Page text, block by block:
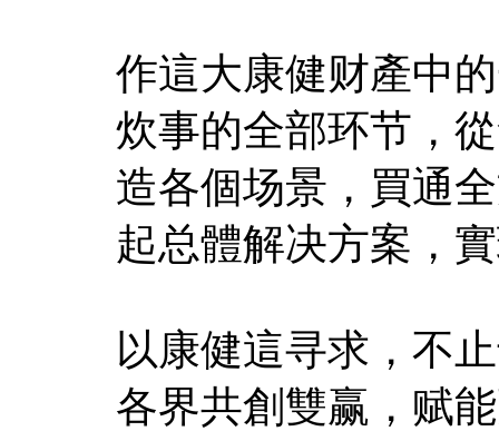
作這大康健财產中
炊事的全部环节，
造各個场景，買通
起总體解决方案，
以康健這寻求，不
各界共創雙赢，赋